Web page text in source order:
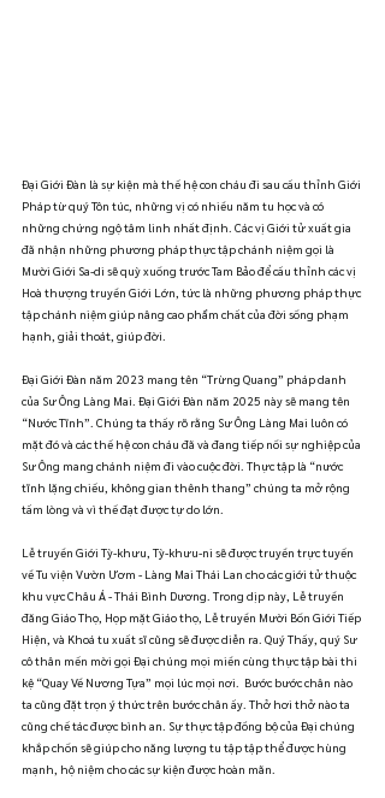
Đại Giới Đàn là sự kiện mà thế hệ con cháu đi sau cầu thỉnh Giới
Pháp từ quý Tôn túc, những vị có nhiều năm tu học và có
những chứng ngộ tâm linh nhất định. Các vị Giới tử xuất gia
đã nhận những phương pháp thực tập chánh niệm gọi là
Mười Giới Sa-di sẽ quỳ xuống trước Tam Bảo để cầu thỉnh các vị
Hoà thượng truyền Giới Lớn, tức là những phương pháp thực
tập chánh niệm giúp nâng cao phẩm chất của đời sống phạm
hạnh, giải thoát, giúp đời.
Đại Giới Đàn năm 2023 mang tên “Trừng Quang” pháp danh
của Sư Ông Làng Mai. Đại Giới Đàn năm 2025 này sẽ mang tên
“Nước Tĩnh”. Chúng ta thấy rõ rằng Sư Ông Làng Mai luôn có
mặt đó và các thế hệ con cháu đã và đang tiếp nối sự nghiệp của
Sư Ông mang chánh niệm đi vào cuộc đời. Thực tập là “nước
tĩnh lặng chiếu, không gian thênh thang” chúng ta mở rộng
tấm lòng và vì thế đạt được tự do lớn.
Lễ truyền Giới Tỳ-khưu, Tỳ-khưu-ni sẽ được truyền trực tuyến
về Tu viện Vườn Ươm - Làng Mai Thái Lan cho các giới tử thuộc
khu vực Châu Á - Thái Bình Dương. Trong dịp này, Lễ truyền
đăng Giáo Thọ, Họp mặt Giáo thọ, Lễ truyền Mười Bốn Giới Tiếp
Hiện, và Khoá tu xuất sĩ cũng sẽ được diễn ra. Quý Thầy, quý Sư
cô thân mến mời gọi Đại chúng mọi miền cùng thực tập bài thi
kệ “Quay Về Nương Tựa” mọi lúc mọi nơi.  Bước bước chân nào
ta cũng đặt trọn ý thức trên bước chân ấy. Thở hơi thở nào ta
cũng chế tác được bình an. Sự thực tập đồng bộ của Đại chúng
khắp chốn sẽ giúp cho năng lượng tu tập tập thể được hùng
mạnh, hộ niệm cho các sự kiện được hoàn mãn.